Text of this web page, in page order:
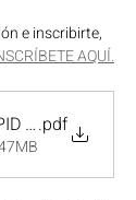
e inscribirte,
AQUÍ.
11 OCT
.pdf